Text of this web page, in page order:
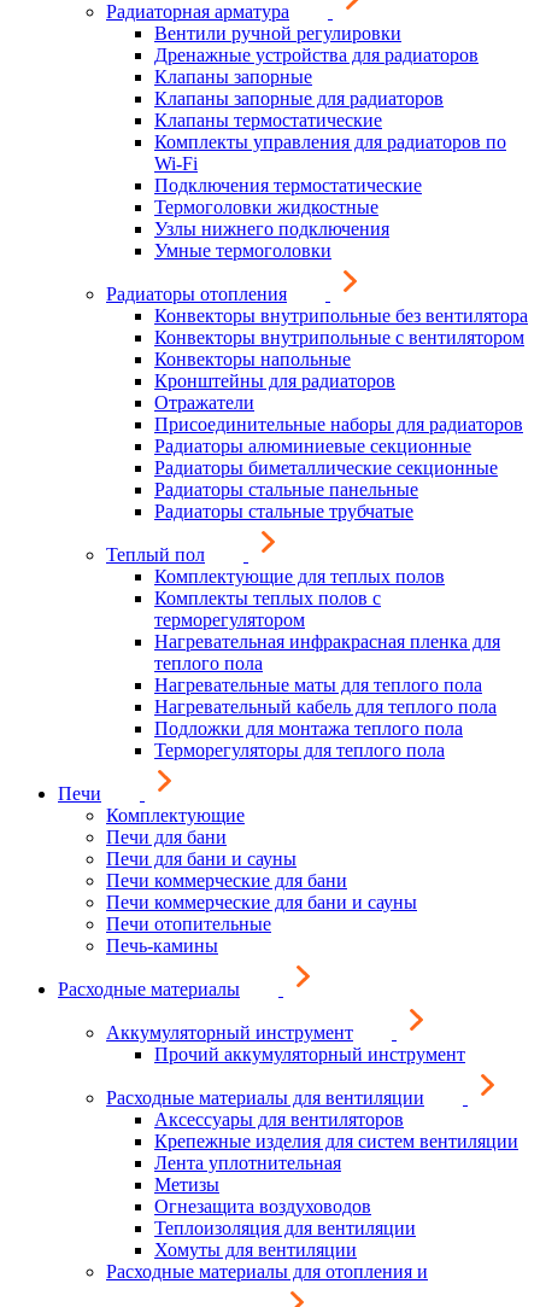
Радиаторная арматура
Вентили ручной регулировки
Дренажные устройства для радиаторов
Клапаны запорные
Клапаны запорные для радиаторов
Клапаны термостатические
Комплекты управления для радиаторов по
Wi-Fi
Подключения термостатические
Термоголовки жидкостные
Узлы нижнего подключения
Умные термоголовки
Радиаторы отопления
Конвекторы внутрипольные без вентилятора
Конвекторы внутрипольные с вентилятором
Конвекторы напольные
Кронштейны для радиаторов
Отражатели
Присоединительные наборы для радиаторов
Радиаторы алюминиевые секционные
Радиаторы биметаллические секционные
Радиаторы стальные панельные
Радиаторы стальные трубчатые
Теплый пол
Комплектующие для теплых полов
Комплекты теплых полов с
терморегулятором
Нагревательная инфракрасная пленка для
теплого пола
Нагревательные маты для теплого пола
Нагревательный кабель для теплого пола
Подложки для монтажа теплого пола
Терморегуляторы для теплого пола
Печи
Комплектующие
Печи для бани
Печи для бани и сауны
Печи коммерческие для бани
Печи коммерческие для бани и сауны
Печи отопительные
Печь-камины
Расходные материалы
Аккумуляторный инструмент
Прочий аккумуляторный инструмент
Расходные материалы для вентиляции
Аксессуары для вентиляторов
Крепежные изделия для систем вентиляции
Лента уплотнительная
Метизы
Огнезащита воздуховодов
Теплоизоляция для вентиляции
Хомуты для вентиляции
Расходные материалы для отопления и